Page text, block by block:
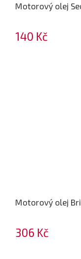
Motorový olej
140 Kč
Motorový olej
306 Kč